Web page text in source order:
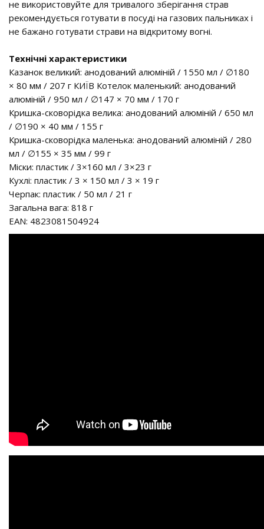
не використовуйте для тривалого зберігання страв
рекомендується готувати в посуді на газових пальниках і
не бажано готувати страви на відкритому вогні.
Технічні характеристики
Казанок великий: анодований алюміній / 1550 мл / ∅180
× 80 мм / 207 г КИЇВ Котелок маленький: анодований
алюміній / 950 мл / ∅147 × 70 мм / 170 г
Кришка-сковорідка велика: анодований алюміній / 650 мл
/ ∅190 × 40 мм / 155 г
Кришка-сковорідка маленька: анодований алюміній / 280
мл / ∅155 × 35 мм / 99 г
Міски: пластик / 3×160 мл / 3×23 г
Кухлі: пластик / 3 × 150 мл / 3 × 19 г
Черпак: пластик / 50 мл / 21 г
Загальна вага: 818 г
EAN: 4823081504924